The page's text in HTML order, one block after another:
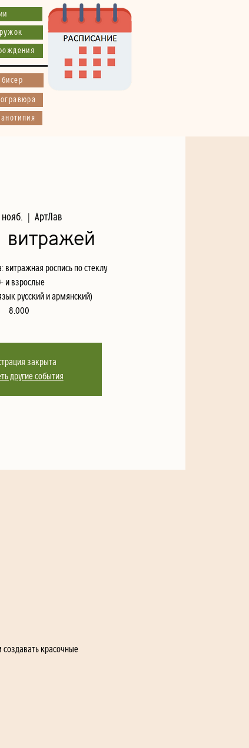
бисер
  |
АртЛав
витражей
витражная роспись по стеклу
и взрослые
русский и армянский)
8.000
закрыта
другие события
красочные